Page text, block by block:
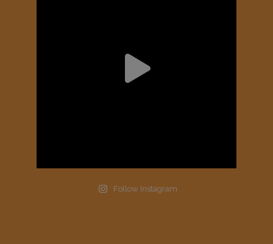
Follow Instagram